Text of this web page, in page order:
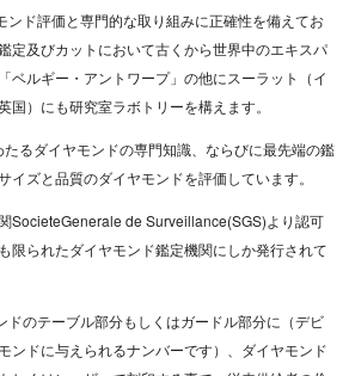
ンド評価と専門的な取り組みに正確性を備えてお
定及びカットにおいて古くから世界中のエキスパ
ベルギー・アントワープ」の他にスーラット（イ
国）にも研究室ラボトリーを構えます。
るダイヤモンドの専門知識、ならびに最先端の鑑
イズと品質のダイヤモンドを評価しています。
SocieteGenerale de Surveillance(SGS)より認可
限られたダイヤモンド鑑定機関にしか発行されて
ドのテーブル部分もしくはガードル部分に（デビ
ンドに与えられるナンバーです）、ダイヤモンド